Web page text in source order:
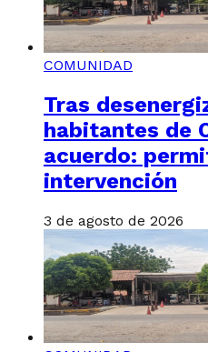
COMUNIDAD
Tras
habitantes de
acuerdo:
intervención
3 de agosto de 2026